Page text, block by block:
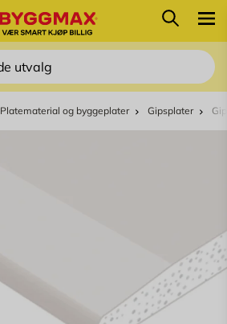
Søk
Platematerial og byggeplater Gipsplater